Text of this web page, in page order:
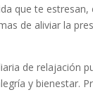
que te
de aliviar la
de relajación
y bienestar.